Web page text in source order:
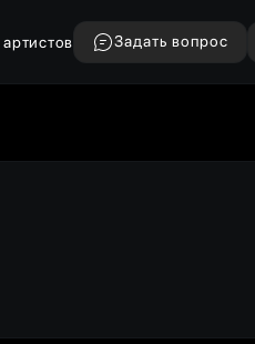
Задать вопрос